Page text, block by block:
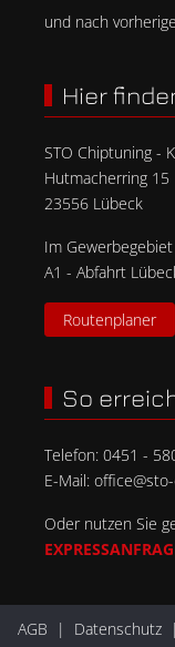
und nach
Hier
STO Chiptuning -
Hutmacherring 15
23556 Lübeck
Im
A1 - Abfahrt
Routenplaner
So
Telefon: 0451 -
E-Mail:
Oder nutzen Sie
AGB | Datenschutz